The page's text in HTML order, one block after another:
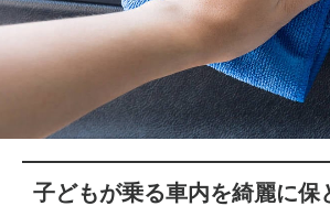
子どもが乗る車内を綺麗に保